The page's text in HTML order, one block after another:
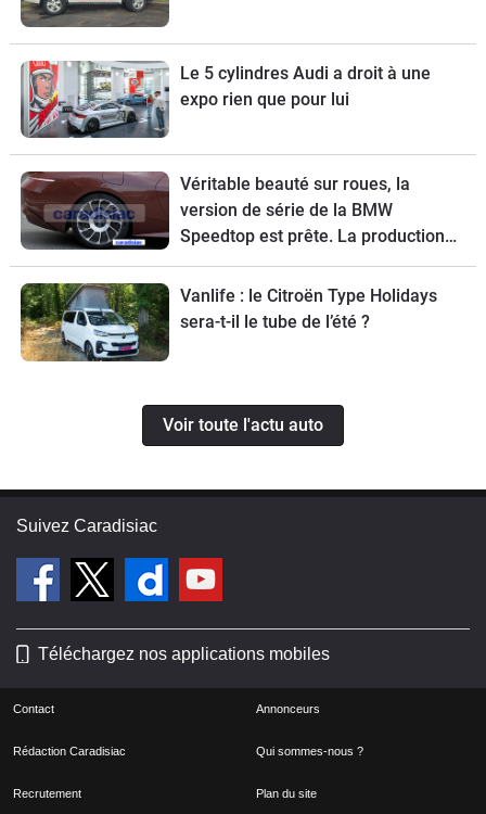
Le 5 cylindres Audi a droit à une
expo rien que pour lui
Véritable beauté sur roues, la
version de série de la BMW
Speedtop est prête. La production
de ce break de chasse sera limitée à
70 exemplaires.
Vanlife : le Citroën Type Holidays
sera-t-il le tube de l’été ?
Voir toute l'actu auto
Suivez Caradisiac
Téléchargez nos applications mobiles
Contact Annonceurs
Rédaction Caradisiac Qui sommes-nous ?
Recrutement Plan du site